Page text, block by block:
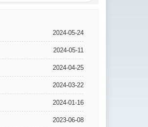
2024-05-24
2024-05-11
2024-04-25
2024-03-22
2024-01-16
2023-06-08